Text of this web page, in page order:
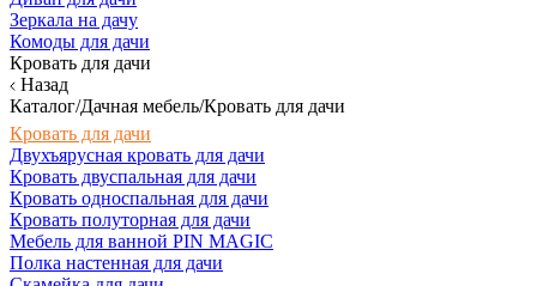
Зеркала на дачу
Комоды для дачи
Кровать для дачи
Назад
Каталог/Дачная мебель/Кровать для дачи
Кровать для дачи
Двухъярусная кровать для дачи
Кровать двуспальная для дачи
Кровать односпальная для дачи
Кровать полуторная для дачи
Мебель для ванной PIN MAGIC
Полка настенная для дачи